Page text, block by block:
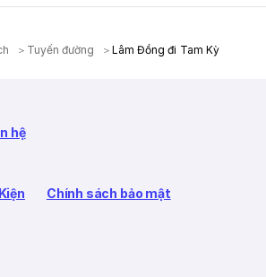
Tuyến đường Lâm Đồng đi Tam Kỳ
hệ
Chính sách bảo mật